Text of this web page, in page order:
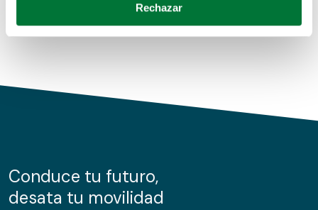
Obtenga más información sobre cómo se procesan sus
de cookies.
información sobre el uso que haga del sitio web con
nuestros partners de redes sociales, publicidad y análisis
Rechazar
Conduce tu futuro,
desata tu movilidad